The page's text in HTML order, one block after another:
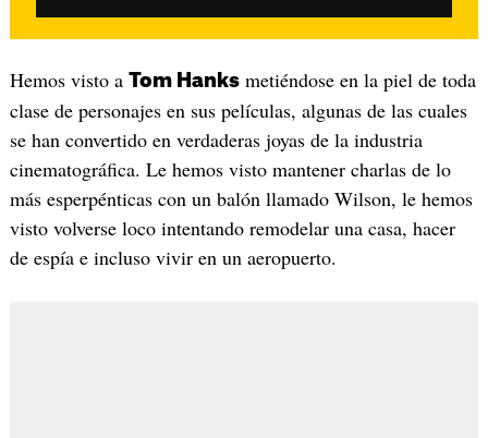
Hemos visto a Tom Hanksmetiéndose en la piel de toda
clase de personajes en sus películas, algunas de las cuales
se han convertido en verdaderas joyas de la industria
cinematográfica. Le hemos visto mantener charlas de lo
más esperpénticas con un balón llamado Wilson, le hemos
visto volverse loco intentando remodelar una casa, hacer
de espía e incluso vivir en un aeropuerto.